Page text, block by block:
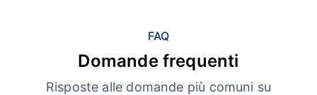
FAQ
Domande frequenti
Risposte alle domande più comuni su